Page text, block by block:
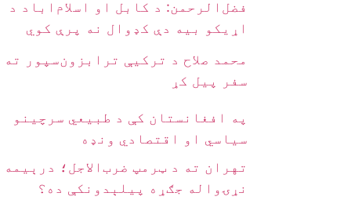
فضل‌الرحمن: د کابل او اسلام‌اباد د
اړیکو بیه دې کډوال نه پرې کوي
محمد صلاح د ترکیې ترابزون‌سپور ته
سفر پیل کړ
په افغانستان کې د طبیعي سرچینو
سیاسي او اقتصادي ونډه
تهران ته د ټرمپ ضرب‌الاجل؛ درېیمه
نړۍواله جګړه پیلېدونکې ده؟